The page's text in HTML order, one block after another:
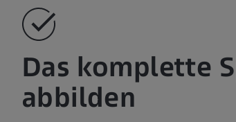
Das komplette
abbilden